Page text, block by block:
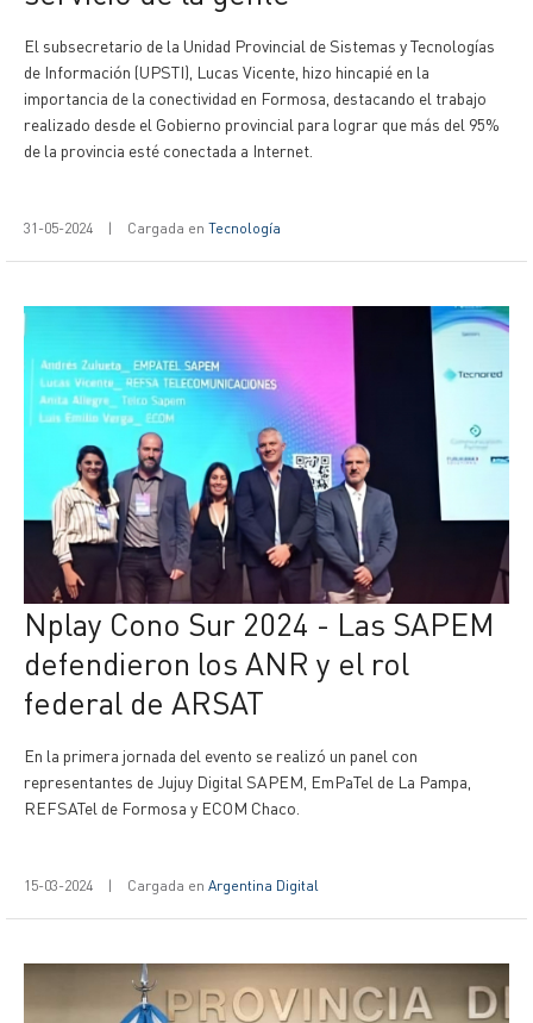
El subsecretario de la Unidad Provincial de Sistemas y Tecnologías
de Información (UPSTI), Lucas Vicente, hizo hincapié en la
importancia de la conectividad en Formosa, destacando el trabajo
realizado desde el Gobierno provincial para lograr que más del 95%
de la provincia esté conectada a Internet.
31-05-2024 | Cargada en Tecnología
Nplay Cono Sur 2024 - Las SAPEM
defendieron los ANR y el rol
federal de ARSAT
En la primera jornada del evento se realizó un panel con
representantes de Jujuy Digital SAPEM, EmPaTel de La Pampa,
REFSATel de Formosa y ECOM Chaco.
15-03-2024 | Cargada en Argentina Digital